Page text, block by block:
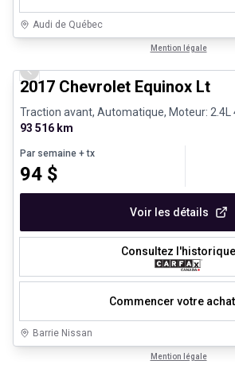
Audi de Québec
Mention légale
Véhicules d'occasion certifiés
Previous slide
2017 Chevrolet Equinox Lt
Traction avant, Automatique, Moteur: 2.4L
93 516 km
Par semaine + tx
94 $
Voir les détails
Consultez l'historique
Commencer votre achat
Barrie Nissan
Mention légale